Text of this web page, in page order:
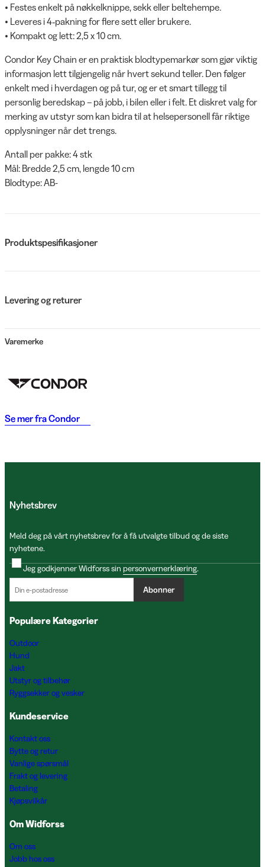
• Festes enkelt på nøkkelknippe, sekk eller beltehempe.
• Leveres i 4‑pakning for flere sett eller brukere.
• Kompakt og lett: 2,5 x 10 cm.
Condor Key Chain er en praktisk blodtypemarkør som gjør viktig
informasjon lett tilgjengelig når hvert sekund teller. Den følger
enkelt med i hverdagen og på tur, og er et smart tillegg til
personlig beredskap – på jobb, i bilen eller i felt. Et diskret valg for
merking av utstyr som kan bidra til at helsepersonell får riktige
opplysninger når det trengs.
Antall per pakke: 4 stk
Mål: Bredde 2,5 cm, lengde 10 cm
Blodtype: AB-
Produktspesifikasjoner
Levering og returer
Varemerke
Se mer fraCondor
Nyhetsbrev
Meld deg på vårt nyhetsbrev for å få utvalgte tilbud og de siste
nyhetene.
Jeg godkjenner Widforss sin personvernerklæring.
Abonner
Populære Kategorier
Outdoor
Hund
Jakt
Utstyr og tilbehør
Ryggsekker og vesker
Kundeservice
Kontakt oss
Bytte og retur
Vanlige spørsmål
Frakt og levering
Betaling
Kjøpsvilkår
Om Widforss
Om oss
Jobb hos oss